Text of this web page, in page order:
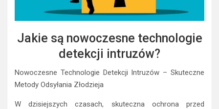
Jakie są nowoczesne technologie
detekcji intruzów?
Nowoczesne Technologie Detekcji Intruzów – Skuteczne
Metody Odsyłania Złodzieja
W dzisiejszych czasach, skuteczna ochrona przed